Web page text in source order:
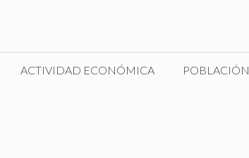
ACTIVIDAD ECONÓMICA POBLACIÓN